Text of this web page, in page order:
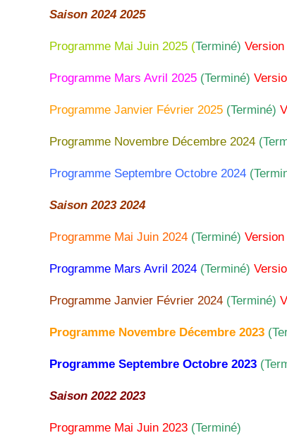
Saison 2024 2025
Programme Mai Juin 2025 (Terminé)
Programme Mars Avril 2025 (Terminé)
Programme Janvier Février 2025 (Terminé)
Programme Novembre Décembre 2024
Programme Septembre Octobre 2024
Saison 2023 2024
Programme Mai Juin 2024 (Terminé)
Programme Mars Avril 2024 (Terminé)
Programme Janvier Février 2024 (Terminé)
Programme Novembre Décembre 2023
Programme Septembre Octobre 2023
Saison 2022 2023
Programme Mai Juin 2023 (Terminé)